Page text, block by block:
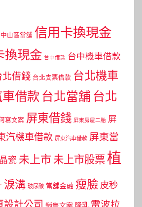
中山區當舖 信用卡換現金
換現金 台中借款 台中機車借款
北借錢 台北支票借款 台北機車
借款 台北當舖 台北
寫文案 屏東借錢 屏東房屋二胎 屏
汽機車借款 屏東汽車借款 屏東當
瓷 未上市 未上市股票植
淚溝 玻尿酸 當舖金融 瘦臉 皮秒
設計公司 電波拉